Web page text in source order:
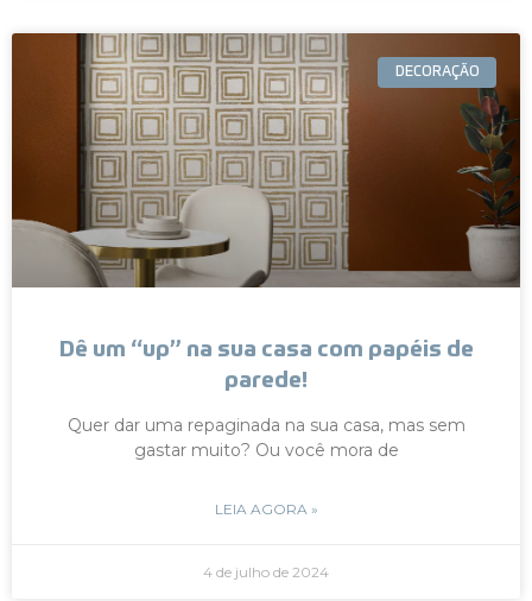
DECORAÇÃO
Dê um “up” na sua casa com papéis de
parede!
Quer dar uma repaginada na sua casa, mas sem
gastar muito? Ou você mora de
LEIA AGORA »
4 de julho de 2024